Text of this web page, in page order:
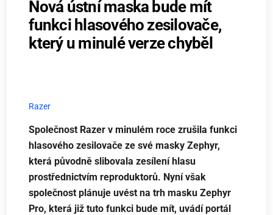
Nová ústní maska bude mít
funkci hlasového zesilovače,
který u minulé verze chyběl
Razer
Společnost Razer v minulém roce zrušila funkci
hlasového zesilovače ze své masky Zephyr,
která původně slibovala zesílení hlasu
prostřednictvím reproduktorů. Nyní však
společnost plánuje uvést na trh masku Zephyr
Pro, která již tuto funkci bude mít, uvádí portál